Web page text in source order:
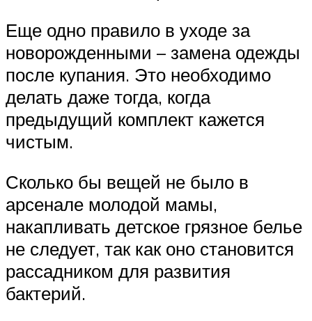
Еще одно правило в уходе за
новорожденными – замена одежды
после купания. Это необходимо
делать даже тогда, когда
предыдущий комплект кажется
чистым.
Сколько бы вещей не было в
арсенале молодой мамы,
накапливать детское грязное белье
не следует, так как оно становится
рассадником для развития
бактерий.